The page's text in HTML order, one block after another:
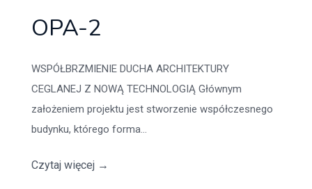
OPA-2
WSPÓŁBRZMIENIE DUCHA ARCHITEKTURY
CEGLANEJ Z NOWĄ TECHNOLOGIĄ Głównym
założeniem projektu jest stworzenie współczesnego
budynku, którego forma...
Czytaj więcej →